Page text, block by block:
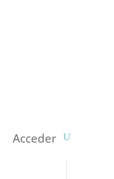
Acceder